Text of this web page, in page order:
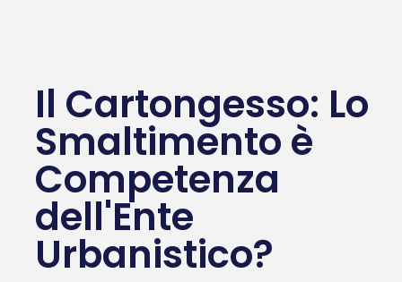
Il Cartongesso: Lo
Smaltimento è
Competenza
dell'Ente
Urbanistico?